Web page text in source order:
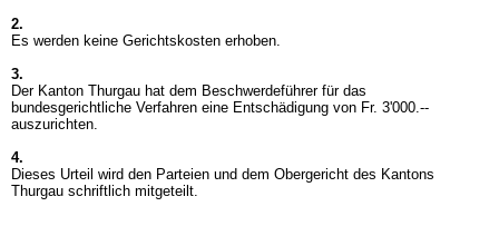
2.
Es werden keine Gerichtskosten erhoben.
3.
Der Kanton Thurgau hat dem Beschwerdeführer für das
bundesgerichtliche Verfahren eine Entschädigung von Fr. 3'000.--
auszurichten.
4.
Dieses Urteil wird den Parteien und dem Obergericht des Kantons
Thurgau schriftlich mitgeteilt.